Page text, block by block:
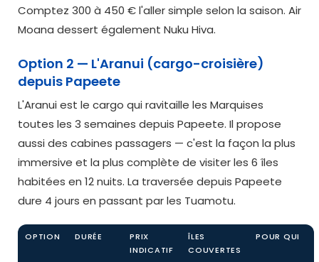
Comptez 300 à 450 € l'aller simple selon la saison. Air
Moana dessert également Nuku Hiva.
Option 2 — L'Aranui (cargo-croisière)
depuis Papeete
L'Aranui est le cargo qui ravitaille les Marquises
toutes les 3 semaines depuis Papeete. Il propose
aussi des cabines passagers — c'est la façon la plus
immersive et la plus complète de visiter les 6 îles
habitées en 12 nuits. La traversée depuis Papeete
dure 4 jours en passant par les Tuamotu.
OPTION DURÉE
PRIX
INDICATIF
ÎLES
COUVERTES
POUR QUI